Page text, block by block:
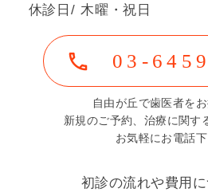
休診日/ 木曜・祝日
03-
自由が丘で歯医者を
新規のご予約、治療に関す
お気軽にお電話下
初診の流れや費用